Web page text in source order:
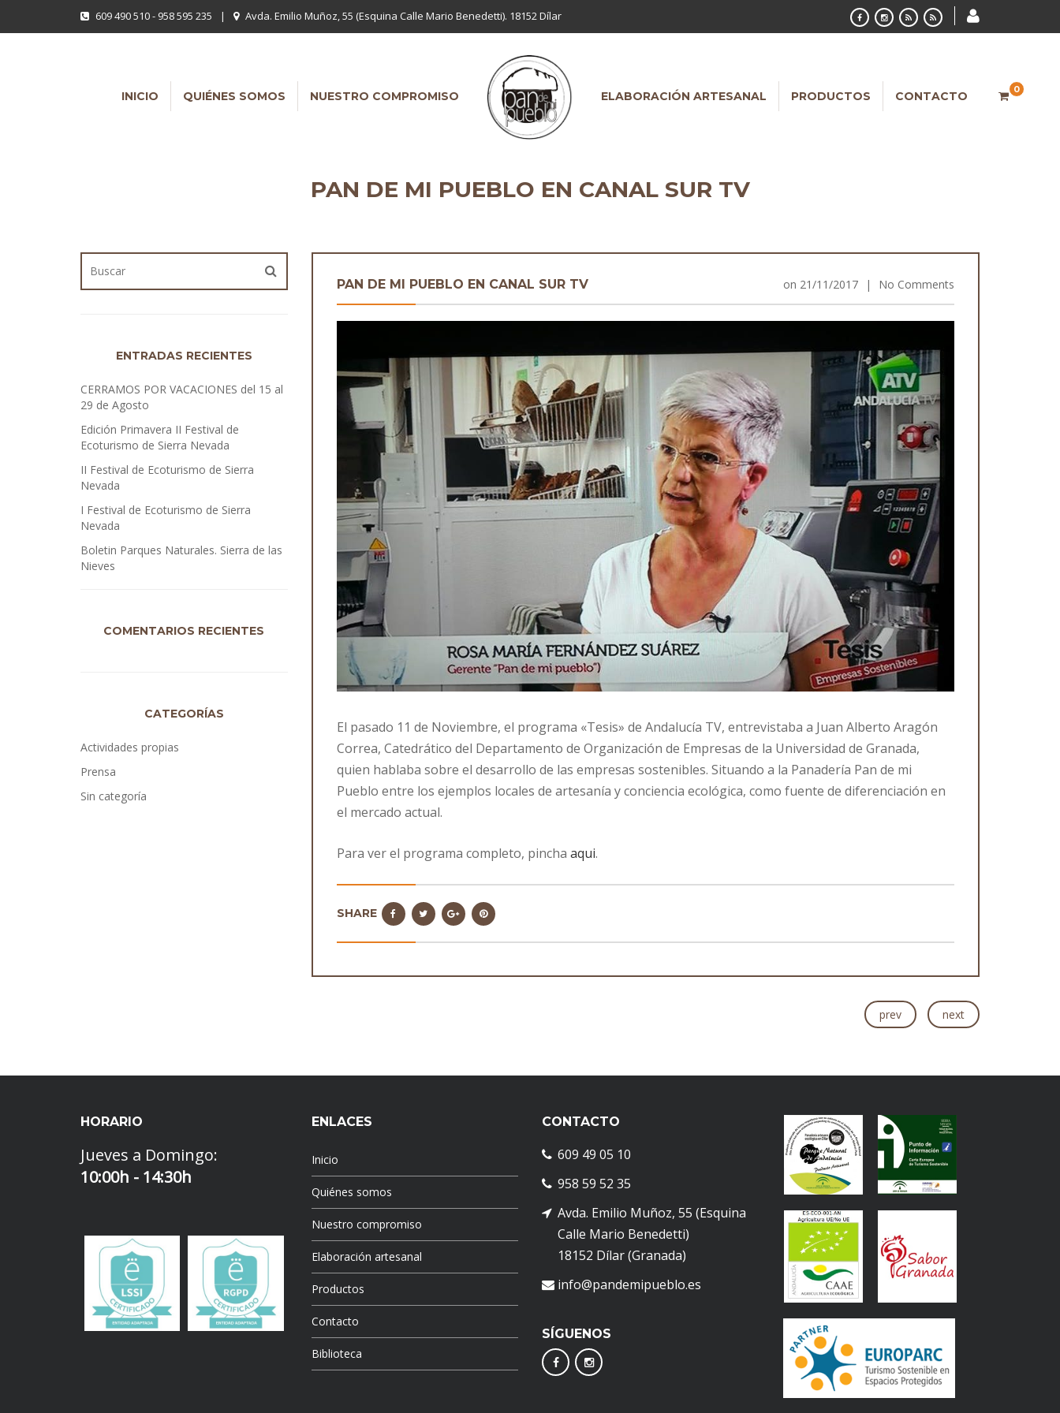
609 490 510 - 958 595 235 | Avda. Emilio Muñoz, 55 (Esquina Calle Mario Benedetti). 18152 Dílar
INICIO QUIÉNES SOMOS NUESTRO COMPROMISO ELABORACIÓN ARTESANAL PRODUCTOS CONTACTO 0
PAN DE MI PUEBLO EN CANAL SUR TV
PAN DE MI PUEBLO EN CANAL SUR TV on 21/11/2017 | No Comments
El pasado 11 de Noviembre, el programa «Tesis» de Andalucía TV, entrevistaba a Juan Alberto Aragón
Correa, Catedrático del Departamento de Organización de Empresas de la Universidad de Granada,
quien hablaba sobre el desarrollo de las empresas sostenibles. Situando a la Panadería Pan de mi
Pueblo entre los ejemplos locales de artesanía y conciencia ecológica, como fuente de diferenciación en
el mercado actual.
Para ver el programa completo, pincha aqui.
SHARE
prev next
ENTRADAS RECIENTES
CERRAMOS POR VACACIONES del 15 al
29 de Agosto
Edición Primavera II Festival de
Ecoturismo de Sierra Nevada
II Festival de Ecoturismo de Sierra
Nevada
I Festival de Ecoturismo de Sierra
Nevada
Boletin Parques Naturales. Sierra de las
Nieves
COMENTARIOS RECIENTES
CATEGORÍAS
Actividades propias
Prensa
Sin categoría
HORARIO
Jueves a Domingo:
10:00h - 14:30h
ENLACES
Inicio
Quiénes somos
Nuestro compromiso
Elaboración artesanal
Productos
Contacto
Biblioteca
CONTACTO
609 49 05 10
958 59 52 35
Avda. Emilio Muñoz, 55 (Esquina
Calle Mario Benedetti)
18152 Dílar (Granada)
info@pandemipueblo.es
SÍGUENOS